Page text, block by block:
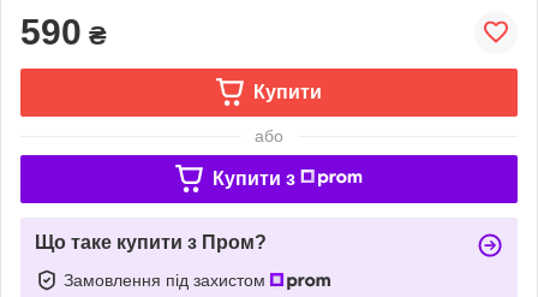
590 ₴
Купити
або
Купити з
Що таке купити з Пром?
Замовлення під захистом